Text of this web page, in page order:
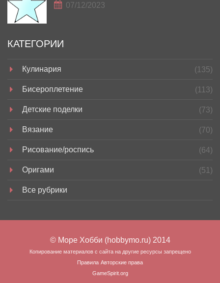
07/12/2023
КАТЕГОРИИ
Кулинария (135)
Бисероплетение (113)
Детские поделки (73)
Вязание (70)
Рисование/роспись (64)
Оригами (51)
Все рубрики
© Море Хобби (hobbymo.ru) 2014
Копирование материалов с сайта на другие ресурсы запрещено
Правила Авторские права
GameSpirit.org